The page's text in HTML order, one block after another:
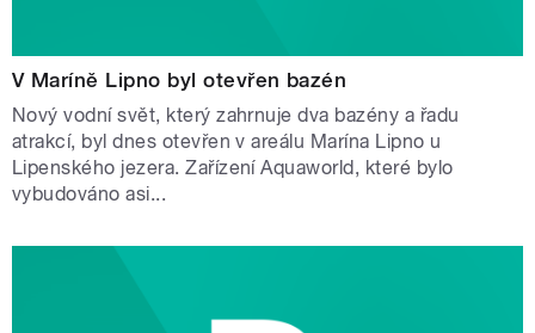
V Maríně Lipno byl otevřen bazén
Nový vodní svět, který zahrnuje dva bazény a řadu
atrakcí, byl dnes otevřen v areálu Marína Lipno u
Lipenského jezera. Zařízení Aquaworld, které bylo
vybudováno asi...